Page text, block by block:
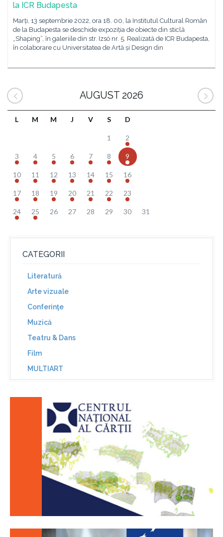
la ICR Budapesta
Marți, 13 septembrie 2022, ora 18. 00, la Institutul Cultural Român
de la Budapesta se deschide expoziția de obiecte din sticlă
„Shaping”, în galeriile din str. Izsó nr. 5. Realizată de ICR Budapesta,
în colaborare cu Universitatea de Artă și Design din
AUGUST 2026
L M M J V S D
1 2
3 4 5 6 7 8 9
10 11 12 13 14 15 16
17 18 19 20 21 22 23
24 25 26 27 28 29 30 31
CATEGORII
Literatură
Arte vizuale
Conferinţe
Muzică
Teatru & Dans
Film
MULTIART